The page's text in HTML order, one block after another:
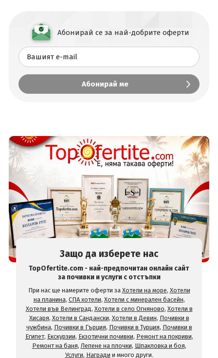
Абонирай се за най-добрите оферти
Защо да изберете нас
TopOfertite.com - най-предпочитан онлайн сайт
за почивки и услуги с отстъпки
При нас ще намерите оферти за Хотели на море, Хотели
на планина, СПА хотели, Хотели с минерален басейн,
Хотели във Велинград, Хотели в село Огняново, Хотели в
Хисаря, Хотели в Сандански, Хотели в Девин, Почивки в
чужбина, Почивки в Гърция, Почивки в Турция, Почивки в
Египет, Екскурзии, Екзотични почивки, Ремонт на покриви,
Ремонт на баня, Лепене на плочки, Шпакловка и боя,
Услуги, Награди и много други.